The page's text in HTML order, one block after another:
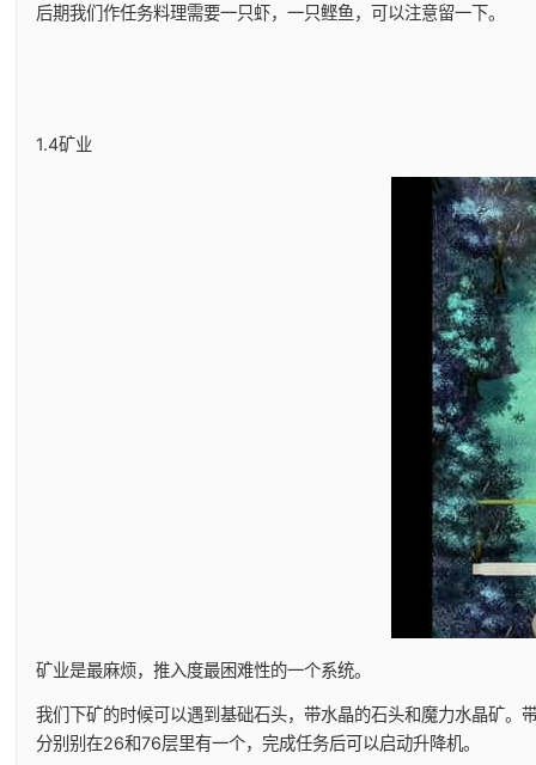
后期我们作任务料理需要一只虾，一只鲣鱼，可以注意留一下。
1.4矿业
矿业是最麻烦，推入度最困难性的一个系统。
我们下矿的时候可以遇到基础石头，带水晶的石头和魔力水晶矿
分别别在26和76层里有一个，完成任务后可以启动升降机。